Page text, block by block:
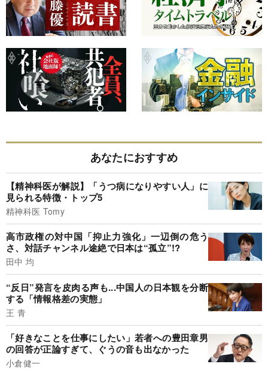
あなたにおすすめ
【精神科医が解説】「うつ病になりやすい人」に
見られる特徴・トップ5
精神科医 Tomy
高市政権の対中国「抑止力強化」一辺倒の危う
さ、対話チャンネル途絶で日本は“孤立”!?
田中 均
“反日”発言を皮肉る声も...中国人の日本観を分断
する「情報格差の実態」
王 青
「好きなことを仕事にしたい」若者への豊田章男
の回答が正論すぎて、ぐうの音も出なかった
小倉健一